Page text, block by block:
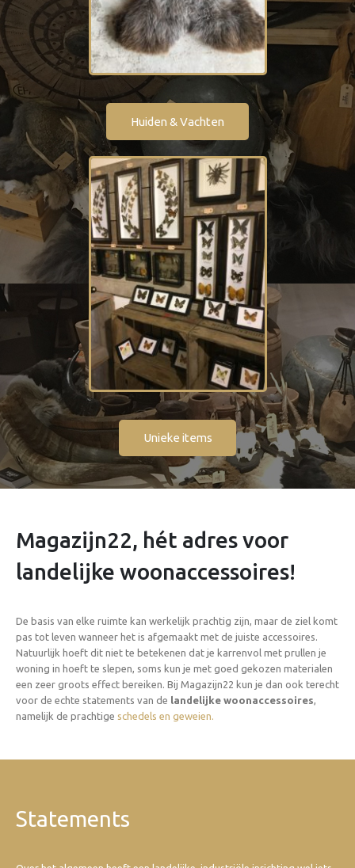
Huiden & Vachten
Unieke items
Magazijn22, hét adres voor
landelijke woonaccessoires!
De basis van elke ruimte kan werkelijk prachtig zijn, maar de ziel komt
pas tot leven wanneer het is afgemaakt met de juiste accessoires.
Natuurlijk hoeft dit niet te betekenen dat je karrenvol met prullen je
woning in hoeft te slepen, soms kun je met goed gekozen materialen
een zeer groots effect bereiken. Bij Magazijn22 kun je dan ook terecht
voor de echte statements van de landelijke woonaccessoires,
namelijk de prachtige schedels en geweien.
Statements